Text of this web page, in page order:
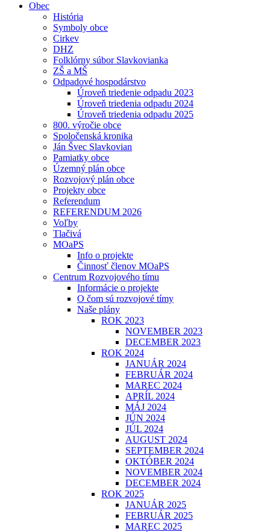
Obec
História
Symboly obce
Cirkev
DHZ
Folklórny súbor Slavkovianka
ZŠ a MŠ
Odpadové hospodárstvo
Úroveň triedenie odpadu 2023
Úroveň triedenia odpadu 2024
Úroveň triedenia odpadu 2025
800. výročie obce
Spoločenská kronika
Ján Švec Slavkovian
Pamiatky obce
Územný plán obce
Rozvojový plán obce
Projekty obce
Referendum
REFERENDUM 2026
Voľby
Tlačivá
MOaPS
Info o projekte
Činnosť členov MOaPS
Centrum Rozvojového tímu
Informácie o projekte
O čom sú rozvojové tímy
Naše plány
ROK 2023
NOVEMBER 2023
DECEMBER 2023
ROK 2024
JANUÁR 2024
FEBRUÁR 2024
MAREC 2024
APRÍL 2024
MÁJ 2024
JÚN 2024
JÚL 2024
AUGUST 2024
SEPTEMBER 2024
OKTÓBER 2024
NOVEMBER 2024
DECEMBER 2024
ROK 2025
JANUÁR 2025
FEBRUÁR 2025
MAREC 2025